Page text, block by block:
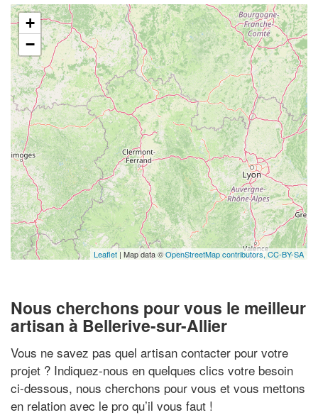
+
−
Leaflet| Map data ©OpenStreetMap contributors,CC-BY-SA
Nous cherchons pour vous le meilleur
artisan à Bellerive-sur-Allier
Vous ne savez pas quel artisan contacter pour votre
projet ? Indiquez-nous en quelques clics votre besoin
ci-dessous, nous cherchons pour vous et vous mettons
en relation avec le pro qu’il vous faut !